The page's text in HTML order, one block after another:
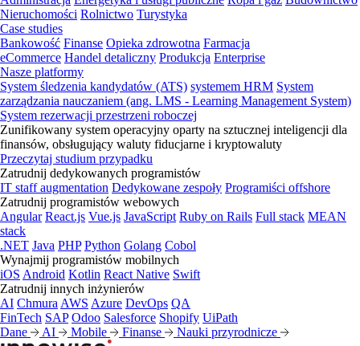
Nieruchomości Rolnictwo Turystyka
Case studies
Bankowość Finanse Opieka zdrowotna Farmacja
eCommerce Handel detaliczny Produkcja Enterprise
Nasze platformy
System śledzenia kandydatów (ATS) systemem HRM System
zarządzania nauczaniem (ang. LMS - Learning Management System)
System rezerwacji przestrzeni roboczej
Zunifikowany system operacyjny oparty na sztucznej inteligencji dla
finansów, obsługujący waluty fiducjarne i kryptowaluty
Przeczytaj studium przypadku
Zatrudnij dedykowanych programistów
IT staff augmentation Dedykowane zespoły Programiści offshore
Zatrudnij programistów webowych
Angular React.js Vue.js JavaScript Ruby on Rails Full stack MEAN
stack
.NET Java PHP Python Golang Cobol
Wynajmij programistów mobilnych
iOS Android Kotlin React Native Swift
Zatrudnij innych inżynierów
AI Chmura AWS Azure DevOps QA
FinTech SAP Odoo Salesforce Shopify UiPath
Dane
AI Mobile Finanse Nauki przyrodnicze